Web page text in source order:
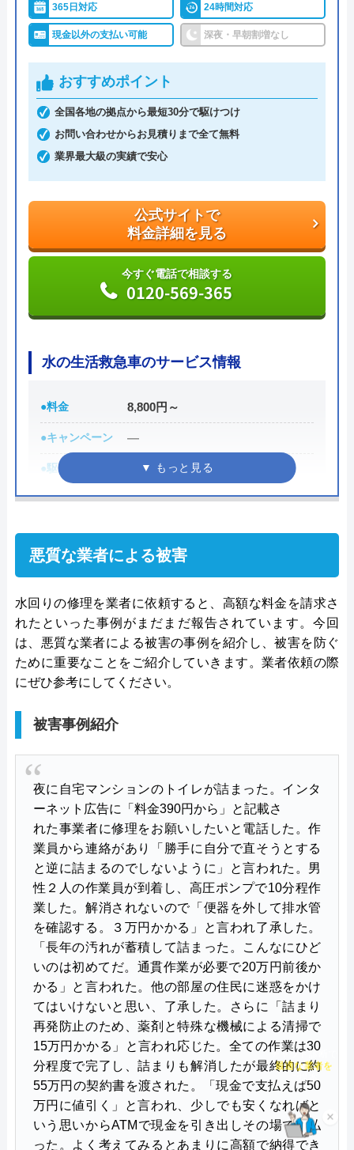
りと修理を行なってくれます。
明瞭会計であるため、工事前の見積もり金額から増
5,800円～から対応してくれます。
支払い方法は現金以外にも銀行振込・クレジットカ
ード・コンビニ決済から選べるため緊急トラブル時
でも安心です。
いかがでしょうか。
公式サイトで
料金詳細を見る
今すぐ電話で相談する
街角水道工事相談所の基本情報
運営会社 トラベルブック株式会社
代表者
東京都千代田区九段南2-4-11 パシフィ
対応エリア 全国
365日対応 24時間対応
現金以外の支払い可能 深夜・早朝割増なし
おすすめポイント
全国各地の拠点から最短30分で駆けつけ
お問い合わせからお見積りまで全て無料
業界最大級の実績で安心
公式サイトで
料金詳細を見る
今すぐ電話で相談する
0120-569-365
水の生活救急車のサービス情報
●料金 8,800円～
●キャンペーン ―
●駆けつけ時間 最短30分
●受付時間 8:00-22:00
年中無休
●出張見積もり 出張見積もり無料
●累計実績 施工対応数240万件以上
●保証・保険
水の生活救急車がおすすめの理由
拠点数2270店舗と日本全国に拠点を構え、年中無休
で対応をしています。日中はコールセンターにて問
い合わせ受付をしてくれるので、すぐに相談ができ
水トラブルの不安もすぐに解消できます。
調整作業のみであれば8,800円～と明朗会計。問い合
わせから見積もりまですべて無料でできるので、ま
ずは電話相談をしてみることをおすすめします。
日本全国の水トラブルに対応している水の生活救急
車はトイレのみならず洗面所やキッチン、お風呂な
どにも対応してくれる水まわりトラブル解決のスペ
シャリストです。
おすすめポイントとしてはこれまでの施工対応実績
は240万件以上と豊富な実績数があり、また最短5分
で業者を手配してくれて最短30分でスピード駆け付
けしてくれるところです。
悪質な業者による被害
水回りの修理を業者に依頼すると、高額な料金を請求さ
れたといった事例がまだまだ報告されています。今回
は、悪質な業者による被害の事例を紹介し、被害を防ぐ
ために重要なことをご紹介していきます。業者依頼の際
にぜひ参考にしてください。
被害事例紹介
夜に自宅マンションのトイレが詰まった。インタ
ーネット広告に「料金390円から」と記載さ
れた事業者に修理をお願いしたいと電話した。作
業員から連絡があり「勝手に自分で直そうとする
と逆に詰まるのでしないように」と言われた。男
性２人の作業員が到着し、高圧ポンプで10分程作
業した。解消されないので「便器を外して排水管
を確認する。３万円かかる」と言われ了承した。
「長年の汚れが蓄積して詰まった。こんなにひど
いのは初めてだ。通貫作業が必要で20万円前後か
かる」と言われた。他の部屋の住民に迷惑をかけ
てはいけないと思い、了承した。さらに「詰まり
再発防止のため、薬剤と特殊な機械による清掃で
15万円かかる」と言われ応じた。全ての作業は30
分程度で完了し、詰まりも解消したが最終的に約
55万円の契約書を渡された。「現金で支払えば50
万円に値引く」と言われ、少しでも安くなればと
いう思いからATMで現金を引き出しその場で支払
った。よく考えてみるとあまりに高額で納得でき
×
チャット診断で
最適な業者を
ご提案